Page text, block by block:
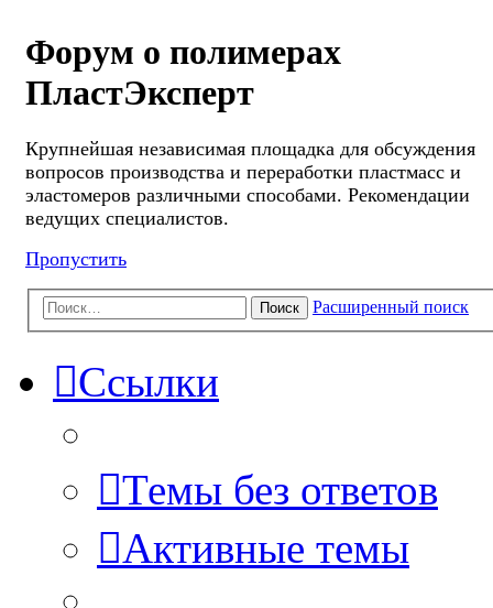
Форум о полимерах
ПластЭксперт
Крупнейшая независимая площадка для обсуждения
вопросов производства и переработки пластмасс и
эластомеров различными способами. Рекомендации
ведущих специалистов.
Пропустить
Поиск Расширенный поиск
Ссылки
Темы без ответов
Активные темы